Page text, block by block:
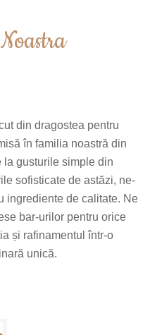
din dragostea pentru
în familia noastră din
la gusturile simple din
sofisticate de astăzi, ne-
ingrediente de calitate. Ne
bar-urilor pentru orice
și rafinamentul într-o
unică.